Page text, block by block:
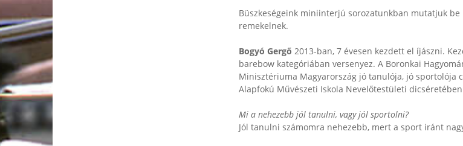
Büszkeségeink miniinterjú sorozatunkban mutatjuk
remekelnek.
Bogyó Gergő 2013-ban, 7 évesen kezdett el íjászni.
barebow kategóriában versenyez. A Boronkai
Minisztériuma Magyarország jó tanulója, jó sportolója
Alapfokú Művészeti Iskola Nevelőtestületi
Mi a nehezebb jól tanulni, vagy jól sportolni?
Jól tanulni számomra nehezebb, mert a sport iránt